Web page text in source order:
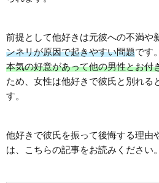
前提として他好きは元彼への不満や
ンネリが原因で起きやすい問題です。
本気の好意があって他の男性とお付
ため、女性は他好きで彼氏と別れる
す。
他好きで彼氏を振って後悔する理由
は、こちらの記事をお読みください。